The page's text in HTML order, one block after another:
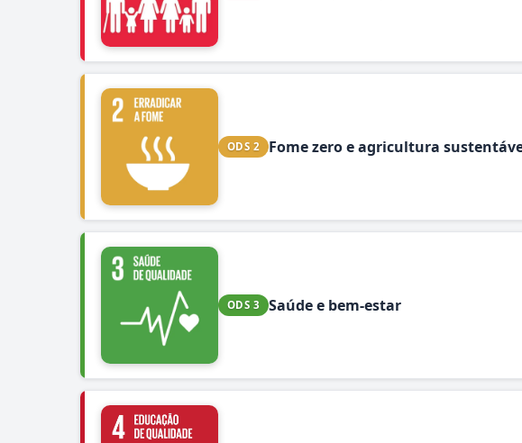
ODS 2 Fome zero e agricultura
ODS 3 Saúde e bem-estar